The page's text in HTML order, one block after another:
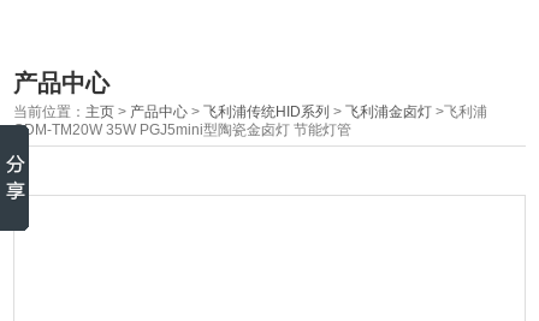
产品中心
当前位置： 主页 > 产品中心 >飞利浦传统HID系列 >飞利浦金卤灯 >飞利浦
CDM-TM20W 35W PGJ5mini型陶瓷金卤灯 节能灯管